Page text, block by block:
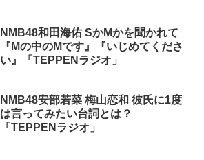
NMB48和田海佑 SかMかを聞かれて
『Mの中のMです』『いじめてくださ
い』「TEPPENラジオ」
NMB48安部若菜 梅山恋和 彼氏に1度
は言ってみたい台詞とは？
「TEPPENラジオ」